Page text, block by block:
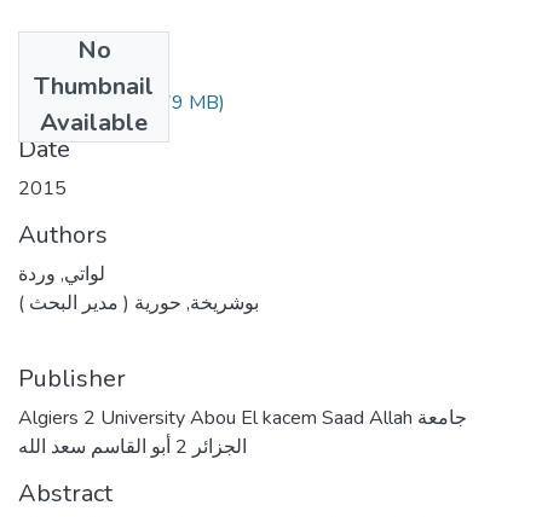
No
Thumbnail
Available
لواتي وردة.pdf(6.79 MB)
Date
2015
Authors
لواتي, وردة
بوشريخة, حورية ( مدير البحث )
Publisher
Algiers 2 University Abou El kacem Saad Allah جامعة
الجزائر 2 أبو القاسم سعد الله
Abstract